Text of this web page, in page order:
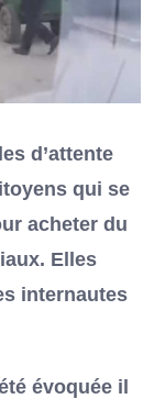
d’attente
qui se
acheter du
Elles
internautes
évoquée il